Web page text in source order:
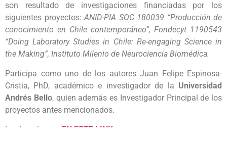
son resultado de investigaciones financiadas por los
siguientes proyectos:ANID-PIA SOC 180039 “Producción de
conocimiento en Chile contemporáneo”, Fondecyt 1190543
“Doing Laboratory Studies in Chile: Re-engaging Science in
the Making”, Instituto Milenio de Neurociencia Biomédica.
Participa como uno de los autores Juan Felipe Espinosa-
Cristia, PhD, académico e investigador de la Universidad
Andrés Bello, quien además es Investigador Principal de los
proyectos antes mencionados.
Lee la columna EN ESTE LINK.